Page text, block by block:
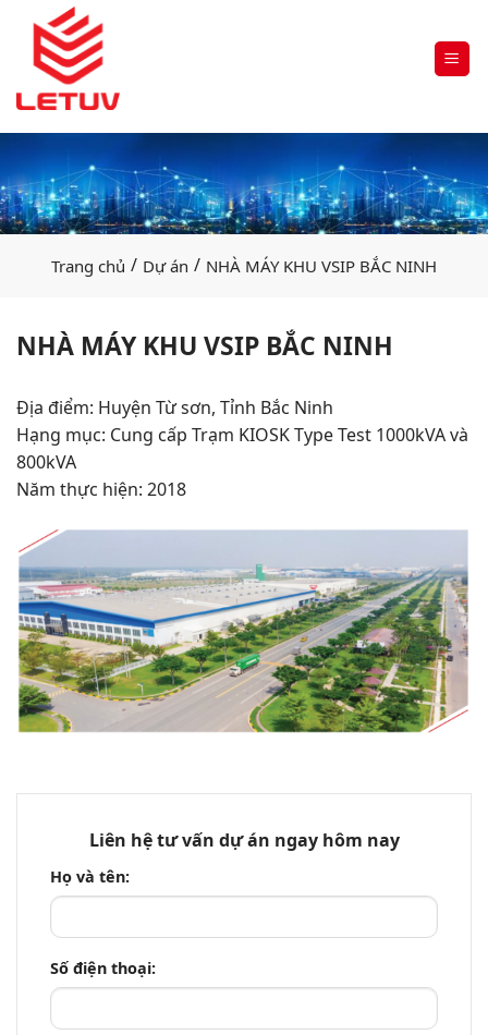
Trang chủ / Dự án / NHÀ MÁY KHU VSIP BẮC NINH
NHÀ MÁY KHU VSIP BẮC NINH
Địa điểm: Huyện Từ sơn, Tỉnh Bắc Ninh
Hạng mục: Cung cấp Trạm KIOSK Type Test 1000kVA và
800kVA
Năm thực hiện: 2018
Liên hệ tư vấn dự án ngay hôm nay
Họ và tên:
Số điện thoại: